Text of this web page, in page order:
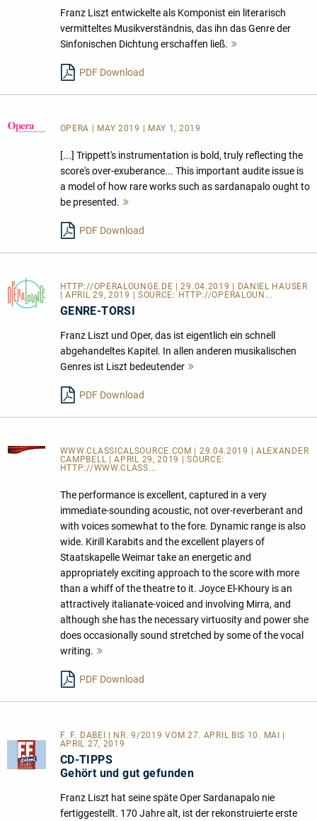
Franz Liszt entwickelte als Komponist ein literarisch
vermitteltes Musikverständnis, das ihn das Genre der
Sinfonischen Dichtung erschaffen ließ.
PDF Download
OPERA | MAY 2019 | MAY 1, 2019
[...] Trippett's instrumentation is bold, truly reflecting the
score's over-exuberance... This important audite issue is
a model of how rare works such as sardanapalo ought to
be presented.
PDF Download
HTTP://OPERALOUNGE.DE
| 29.04.2019 | DANIEL HAUSER
| APRIL 29, 2019 | SOURCE: HTTP://OPERALOUN...
GENRE-TORSI
Franz Liszt und Oper, das ist eigentlich ein schnell
abgehandeltes Kapitel. In allen anderen musikalischen
Genres ist Liszt bedeutender
PDF Download
WWW.CLASSICALSOURCE.COM
| 29.04.2019 | ALEXANDER
CAMPBELL | APRIL 29, 2019 | SOURCE:
HTTP://WWW.CLASS...
The performance is excellent, captured in a very
immediate-sounding acoustic, not over-reverberant and
with voices somewhat to the fore. Dynamic range is also
wide. Kirill Karabits and the excellent players of
Staatskapelle Weimar take an energetic and
appropriately exciting approach to the score with more
than a whiff of the theatre to it. Joyce El-Khoury is an
attractively italianate-voiced and involving Mirra, and
although she has the necessary virtuosity and power she
does occasionally sound stretched by some of the vocal
writing.
PDF Download
F. F. DABEI | NR. 9/2019 VOM 27. APRIL BIS 10. MAI |
APRIL 27, 2019
CD-TIPPS
Gehört und gut gefunden
Franz Liszt hat seine späte Oper Sardanapalo nie
fertiggestellt. 170 Jahre alt, ist der rekonstruierte erste